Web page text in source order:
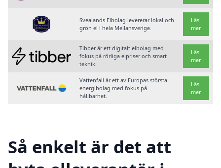
Svealands Elbolag levererar lokal och
grön el i hela Mellansverige.
Läs
mer
Tibber är ett digitalt elbolag med
fokus på rörliga elpriser och smart
teknik.
Läs
mer
Vattenfall är ett av Europas största
energibolag med fokus på
hållbarhet.
Läs
mer
Så enkelt är det att